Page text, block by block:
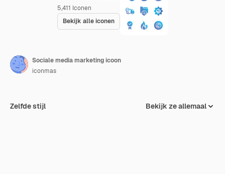
5,411 Iconen
Bekijk alle iconen
Sociale media marketing icoon
iconmas
Zelfde stijl Bekijk ze allemaal